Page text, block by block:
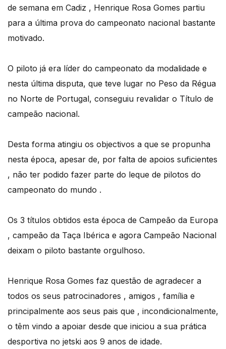
de semana em Cadiz , Henrique Rosa Gomes partiu
para a última prova do campeonato nacional bastante
motivado.
O piloto já era líder do campeonato da modalidade e
nesta última disputa, que teve lugar no Peso da Régua
no Norte de Portugal, conseguiu revalidar o Título de
campeão nacional.
Desta forma atingiu os objectivos a que se propunha
nesta época, apesar de, por falta de apoios suficientes
, não ter podido fazer parte do leque de pilotos do
campeonato do mundo .
Os 3 títulos obtidos esta época de Campeão da Europa
, campeão da Taça Ibérica e agora Campeão Nacional
deixam o piloto bastante orgulhoso.
Henrique Rosa Gomes faz questão de agradecer a
todos os seus patrocinadores , amigos , família e
principalmente aos seus pais que , incondicionalmente,
o têm vindo a apoiar desde que iniciou a sua prática
desportiva no jetski aos 9 anos de idade.